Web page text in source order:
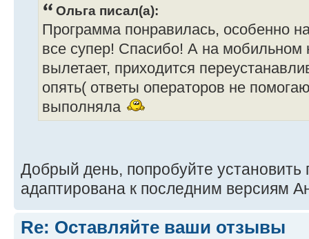
Ольга писал(а):
Программа понравилась, особенно
все супер! Спасибо! А на мобильном
вылетает, приходится
опять( ответы операторов не
выполняла
Добрый день, попробуйте
адаптирована к последним версиям
Re: Оставляйте ваши отзывы